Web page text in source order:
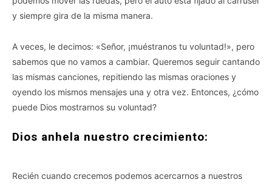
y siempre gira de la misma manera.
A veces, le decimos: «Señor, ¡muéstranos tu voluntad!», pero
sabemos que no vamos a cambiar. Queremos seguir cantando
las mismas canciones, repitiendo las mismas oraciones y
oyendo los mismos mensajes una y otra vez. Entonces, ¿cómo
puede Dios mostrarnos su voluntad?
Dios anhela nuestro crecimiento:
Recién cuando crecemos podemos acercarnos a nuestros